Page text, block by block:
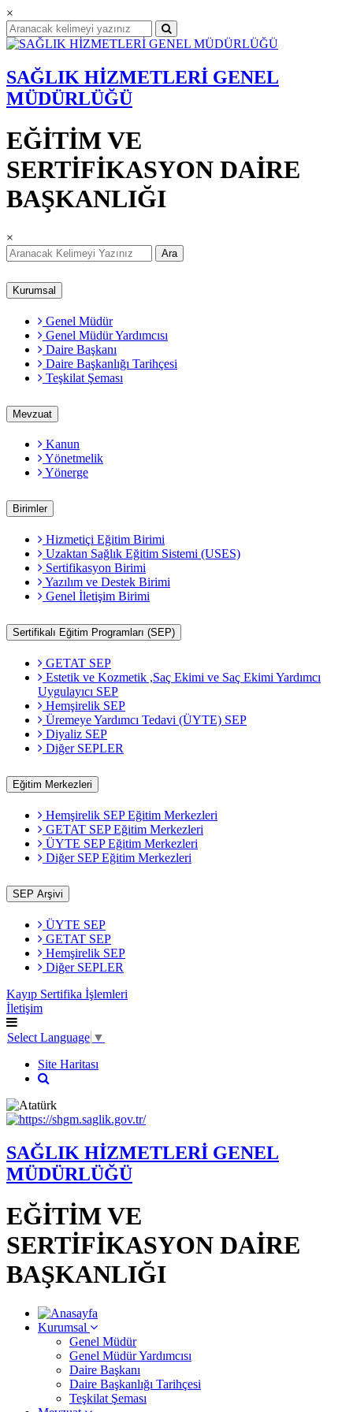
×
SAĞLIK HİZMETLERİ GENEL
MÜDÜRLÜĞÜ
EĞİTİM VE
SERTİFİKASYON DAİRE
BAŞKANLIĞI
×
Ara
Kurumsal
Genel Müdür
Genel Müdür Yardımcısı
Daire Başkanı
Daire Başkanlığı Tarihçesi
Teşkilat Şeması
Mevzuat
Kanun
Yönetmelik
Yönerge
Birimler
Hizmetiçi Eğitim Birimi
Uzaktan Sağlık Eğitim Sistemi (USES)
Sertifikasyon Birimi
Yazılım ve Destek Birimi
Genel İletişim Birimi
Sertifikalı Eğitim Programları (SEP)
GETAT SEP
Estetik ve Kozmetik ,Saç Ekimi ve Saç Ekimi Yardımcı
Uygulayıcı SEP
Hemşirelik SEP
Üremeye Yardımcı Tedavi (ÜYTE) SEP
Diyaliz SEP
Diğer SEPLER
Eğitim Merkezleri
Hemşirelik SEP Eğitim Merkezleri
GETAT SEP Eğitim Merkezleri
ÜYTE SEP Eğitim Merkezleri
Diğer SEP Eğitim Merkezleri
SEP Arşivi
ÜYTE SEP
GETAT SEP
Hemşirelik SEP
Diğer SEPLER
Kayıp Sertifika İşlemleri
İletişim
Select Language ▼
Site Haritası
SAĞLIK HİZMETLERİ GENEL
MÜDÜRLÜĞÜ
EĞİTİM VE
SERTİFİKASYON DAİRE
BAŞKANLIĞI
Kurumsal
Genel Müdür
Genel Müdür Yardımcısı
Daire Başkanı
Daire Başkanlığı Tarihçesi
Teşkilat Şeması